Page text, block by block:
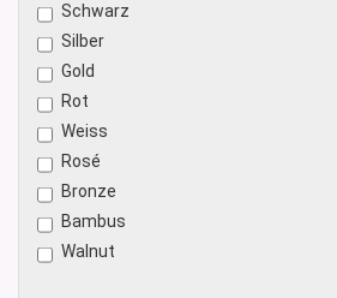
Säuremattiert
Naturbraun
Schwarz matt
Schwarz
Silber
Gold
Rot
Weiss
Rosé
Bronze
Bambus
Walnut